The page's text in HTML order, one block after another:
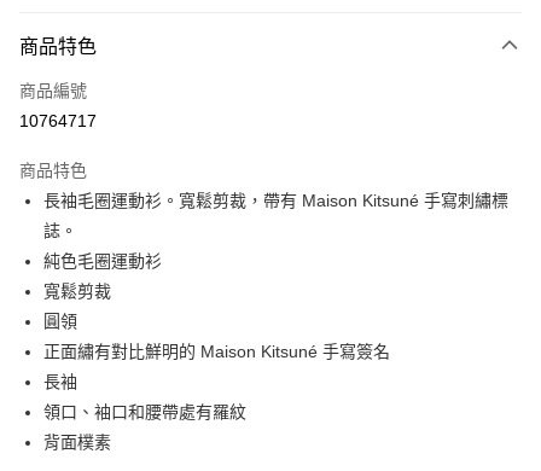
ATM付款
每筆NT$100，滿NT$3,000(含以上)免運費
付款後萊爾富取貨
每筆NT$100
付款後7-11取貨
每筆NT$100，滿NT$3,000(含以上)免運費
宅配
每筆NT$100，滿NT$3,000(含以上)免運費
商品特色
商品編號
10764717
商品特色
長袖毛圈運動衫。寬鬆剪裁，帶有 Maison Kitsuné 手寫刺繡標
誌。
純色毛圈運動衫
寬鬆剪裁
圓領
正面繡有對比鮮明的 Maison Kitsuné 手寫簽名
長袖
領口、袖口和腰帶處有羅紋
背面樸素